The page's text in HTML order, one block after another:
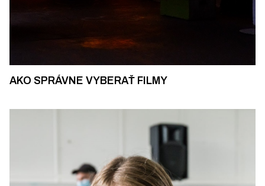
AKO SPRÁVNE VYBERAŤ FILMY